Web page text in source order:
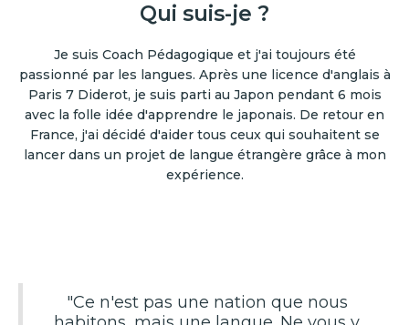
Qui suis-je ?
Je suis Coach Pédagogique et j'ai toujours été
passionné par les langues. Après une licence d'anglais à
Paris 7 Diderot, je suis parti au Japon pendant 6 mois
avec la folle idée d'apprendre le japonais. De retour en
France, j'ai décidé d'aider tous ceux qui souhaitent se
lancer dans un projet de langue étrangère grâce à mon
expérience.
"Ce n'est pas une nation que nous